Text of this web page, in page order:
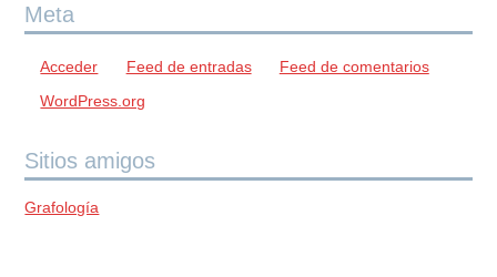
Meta
Acceder Feed de entradas
Feed de comentarios
WordPress.org
Sitios amigos
Grafología